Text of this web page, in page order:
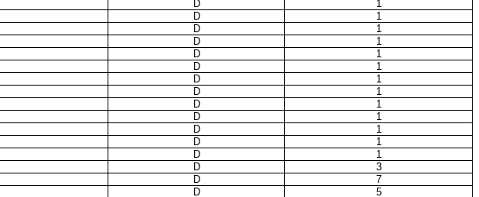
D
1
D
1
D
1
D
1
D
1
D
1
D
1
D
1
D
1
D
1
D
1
D
1
D
1
D
3
D
7
D
5